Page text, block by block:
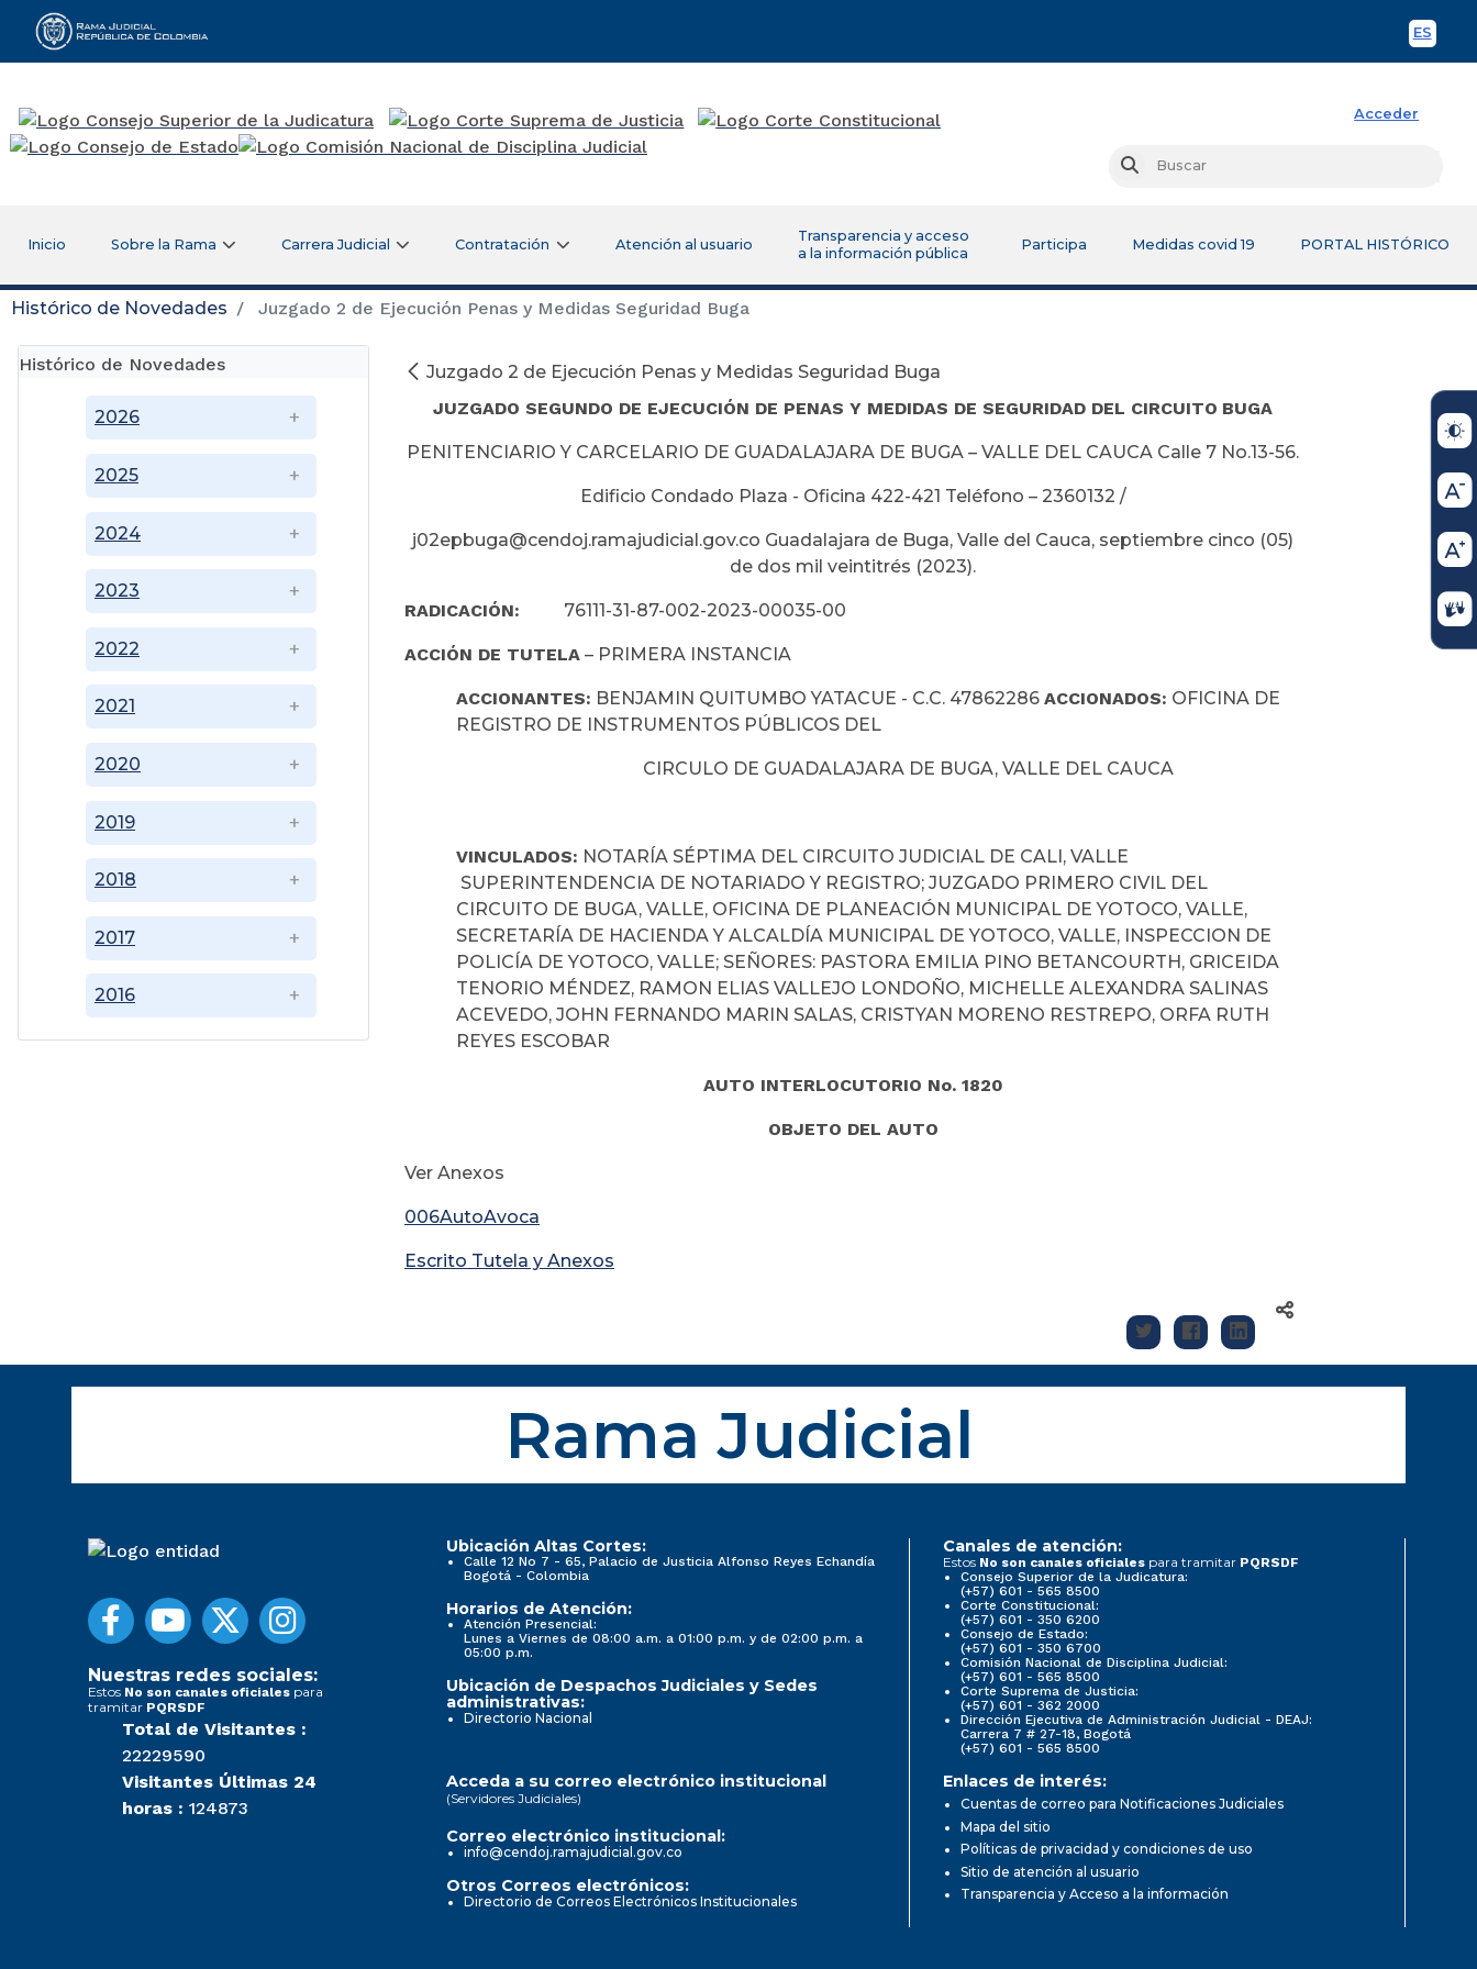
ES
Rama Judicial
Acceder
Buscar
Inicio Sobre la Rama Carrera Judicial Contratación Atención al usuario
Transparencia y acceso
a la información pública
Participa Medidas covid 19 PORTAL HISTÓRICO
Histórico de Novedades Juzgado 2 de Ejecución Penas y Medidas Seguridad Buga
Histórico de Novedades
2016
2017
2018
2019
2020
2021
2022
2023
2024
2025
2026
Juzgado 2 de Ejecución Penas y Medidas Seguridad Buga
JUZGADO SEGUNDO DE EJECUCIÓN DE PENAS Y MEDIDAS DE SEGURIDAD DEL CIRCUITO BUGA
PENITENCIARIO Y CARCELARIO DE GUADALAJARA DE BUGA – VALLE DEL CAUCA Calle 7 No.13-56.
Edificio Condado Plaza - Oficina 422-421 Teléfono – 2360132 /
j02epbuga@cendoj.ramajudicial.gov.co Guadalajara de Buga, Valle del Cauca, septiembre cinco (05)
de dos mil veintitrés (2023).
RADICACIÓN: 76111-31-87-002-2023-00035-00
ACCIÓN DE TUTELA – PRIMERA INSTANCIA
ACCIONANTES: BENJAMIN QUITUMBO YATACUE - C.C. 47862286ACCIONADOS: OFICINA DE
REGISTRO DE INSTRUMENTOS PÚBLICOS DEL
CIRCULO DE GUADALAJARA DE BUGA, VALLE DEL CAUCA
VINCULADOS: NOTARÍA SÉPTIMA DEL CIRCUITO JUDICIAL DE CALI, VALLE
SUPERINTENDENCIA DE NOTARIADO Y REGISTRO; JUZGADO PRIMERO CIVIL DEL
CIRCUITO DE BUGA, VALLE, OFICINA DE PLANEACIÓN MUNICIPAL DE YOTOCO, VALLE,
SECRETARÍA DE HACIENDA Y ALCALDÍA MUNICIPAL DE YOTOCO, VALLE, INSPECCION DE
POLICÍA DE YOTOCO, VALLE; SEÑORES: PASTORA EMILIA PINO BETANCOURTH, GRICEIDA
TENORIO MÉNDEZ, RAMON ELIAS VALLEJO LONDOÑO, MICHELLE ALEXANDRA SALINAS
ACEVEDO, JOHN FERNANDO MARIN SALAS, CRISTYAN MORENO RESTREPO, ORFA RUTH
REYES ESCOBAR
AUTO INTERLOCUTORIO No. 1820
OBJETO DEL AUTO
Ver Anexos
006AutoAvoca
Escrito Tutela y Anexos
Rama Judicial
Nuestras redes sociales:
Estos No son canales oficiales para
tramitar PQRSDF
Total de Visitantes :
22229590
Visitantes Últimas 24
horas : 124873
Ubicación Altas Cortes:
Calle 12 No 7 - 65, Palacio de Justicia Alfonso Reyes Echandía
Bogotá - Colombia
Horarios de Atención:
Atención Presencial:
Lunes a Viernes de 08:00 a.m. a 01:00 p.m. y de 02:00 p.m. a
05:00 p.m.
Ubicación de Despachos Judiciales y Sedes
administrativas:
Directorio Nacional
Canales de atención:
Estos No son canales oficiales para tramitar PQRSDF
Consejo Superior de la Judicatura:
(+57) 601 - 565 8500
Corte Constitucional:
(+57) 601 - 350 6200
Consejo de Estado:
(+57) 601 - 350 6700
Comisión Nacional de Disciplina Judicial:
(+57) 601 - 565 8500
Corte Suprema de Justicia:
(+57) 601 - 362 2000
Dirección Ejecutiva de Administración Judicial - DEAJ:
Carrera 7 # 27-18, Bogotá
(+57) 601 - 565 8500
Acceda a su correo electrónico institucional
(Servidores Judiciales)
Correo electrónico institucional:
info@cendoj.ramajudicial.gov.co
Otros Correos electrónicos:
Directorio de Correos Electrónicos Institucionales
Enlaces de interés:
Cuentas de correo para Notificaciones Judiciales
Mapa del sitio
Políticas de privacidad y condiciones de uso
Sitio de atención al usuario
Transparencia y Acceso a la información